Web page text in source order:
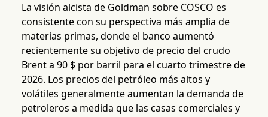
La visión alcista de Goldman sobre COSCO es
consistente con su perspectiva más amplia de
materias primas, donde el banco aumentó
recientemente su objetivo de precio del crudo
Brent a 90 $ por barril para el cuarto trimestre de
2026. Los precios del petróleo más altos y
volátiles generalmente aumentan la demanda de
petroleros a medida que las casas comerciales y